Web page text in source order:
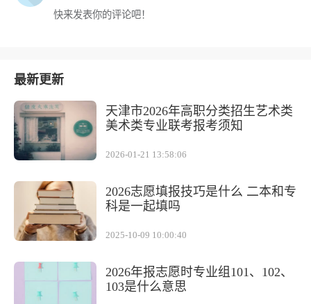
快来发表你的评论吧！
最新更新
天津市2026年高职分类招生艺术类
美术类专业联考报考须知
2026-01-21 13:58:06
2026志愿填报技巧是什么 二本和专
科是一起填吗
2025-10-09 10:00:40
2026年报志愿时专业组101、102、
103是什么意思